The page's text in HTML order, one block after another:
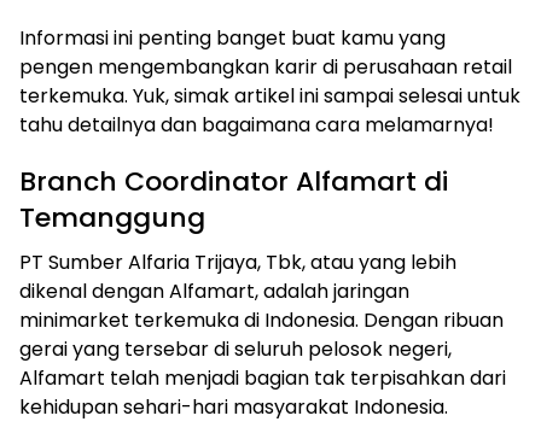
Informasi ini penting banget buat kamu yang
pengen mengembangkan karir di perusahaan retail
terkemuka. Yuk, simak artikel ini sampai selesai untuk
tahu detailnya dan bagaimana cara melamarnya!
Branch Coordinator Alfamart di
Temanggung
PT Sumber Alfaria Trijaya, Tbk, atau yang lebih
dikenal dengan Alfamart, adalah jaringan
minimarket terkemuka di Indonesia. Dengan ribuan
gerai yang tersebar di seluruh pelosok negeri,
Alfamart telah menjadi bagian tak terpisahkan dari
kehidupan sehari-hari masyarakat Indonesia.